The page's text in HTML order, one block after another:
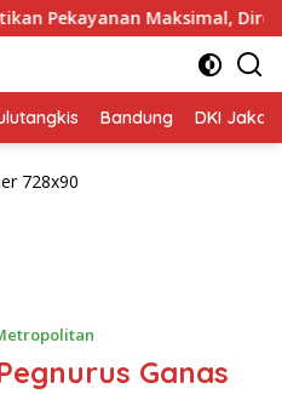
Direksi Jasa
Bandung DKI
Ganas